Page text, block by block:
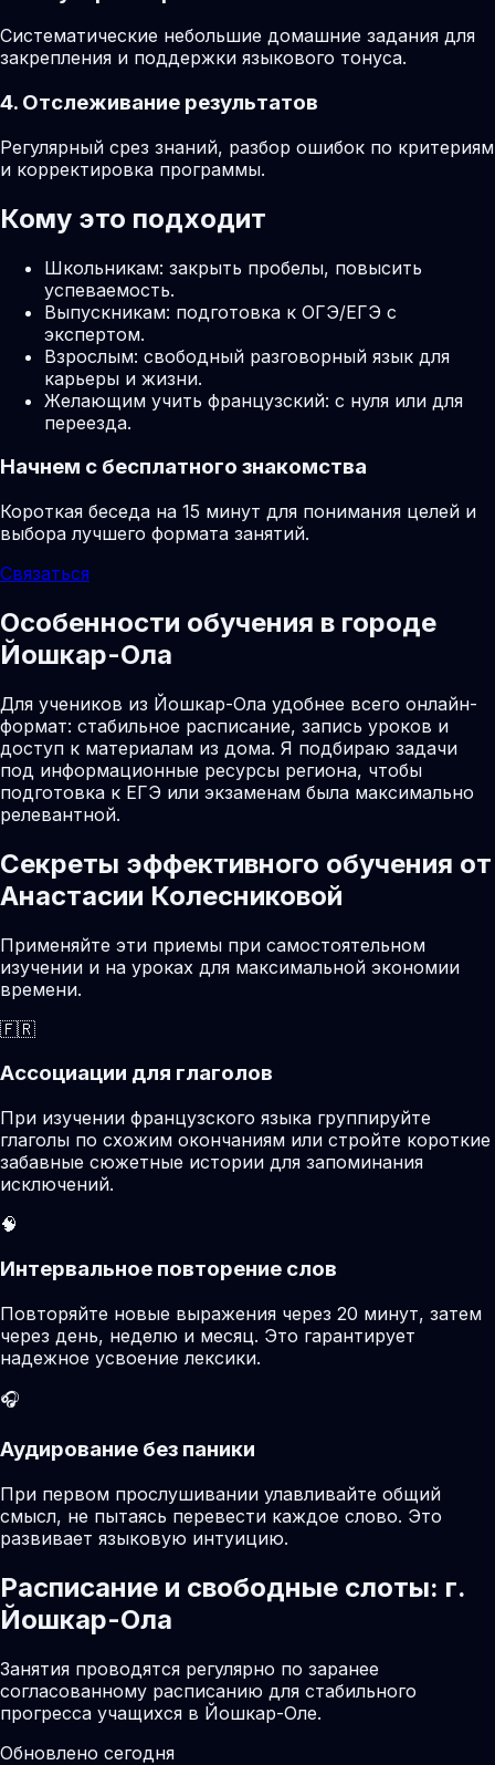
Систематические небольшие домашние задания для
закрепления и поддержки языкового тонуса.
4. Отслеживание результатов
Регулярный срез знаний, разбор ошибок по критериям
и корректировка программы.
Кому это подходит
Школьникам: закрыть пробелы, повысить
успеваемость.
Выпускникам: подготовка к ОГЭ/ЕГЭ с
экспертом.
Взрослым: свободный разговорный язык для
карьеры и жизни.
Желающим учить французский: с нуля или для
переезда.
Начнем с бесплатного знакомства
Короткая беседа на 15 минут для понимания целей и
выбора лучшего формата занятий.
Связаться
Особенности обучения в городе
Йошкар-Ола
Для учеников из Йошкар-Ола удобнее всего онлайн-
формат: стабильное расписание, запись уроков и
доступ к материалам из дома. Я подбираю задачи
под информационные ресурсы региона, чтобы
подготовка к ЕГЭ или экзаменам была максимально
релевантной.
Секреты эффективного обучения от
Анастасии Колесниковой
Применяйте эти приемы при самостоятельном
изучении и на уроках для максимальной экономии
времени.
🇫🇷
Ассоциации для глаголов
При изучении французского языка группируйте
глаголы по схожим окончаниям или стройте короткие
забавные сюжетные истории для запоминания
исключений.
🧠
Интервальное повторение слов
Повторяйте новые выражения через 20 минут, затем
через день, неделю и месяц. Это гарантирует
надежное усвоение лексики.
🎧
Аудирование без паники
При первом прослушивании улавливайте общий
смысл, не пытаясь перевести каждое слово. Это
развивает языковую интуицию.
Расписание и свободные слоты: г.
Йошкар-Ола
Занятия проводятся регулярно по заранее
согласованному расписанию для стабильного
прогресса учащихся в Йошкар-Оле.
Обновлено сегодня